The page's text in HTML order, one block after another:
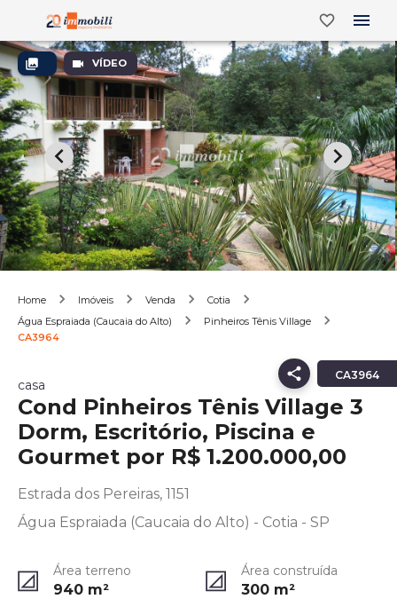
VÍDEO
Home Imóveis Venda
Cotia
Água Espraiada (Caucaia do Alto)
Pinheiros Tênis Village
CA3964
CA3964
casa
Cond Pinheiros Tênis Village 3
Dorm, Escritório, Piscina e
Gourmet por R$ 1.200.000,00
Estrada dos Pereiras, 1151
Água Espraiada (Caucaia do Alto) - Cotia - SP
Área terreno
940 m²
Área construída
300 m²